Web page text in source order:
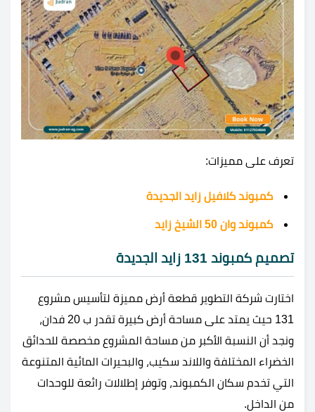
تعرف على مميزات:
كمبوند كلافيل زايد الجديدة
كمبوند وان 50 الشيخ زايد
تصميم كمبوند 131 زايد الجديدة
اختارت شركة التطوير قطعة أرض مميزة لتأسيس مشروع
131 حيث يمتد على مساحة أرض كبيرة تقدر ب 20 فدان،
ونجد أن النسبة الأكبر من مساحة المشروع مخصصة للحدائق
الخضراء المختلفة واللاند سكيب، والبحيرات المائية المتنوعة
التي تخدم سكان الكمبوند، وتوفر إطلالات رائعة للوحدات
من الداخل.